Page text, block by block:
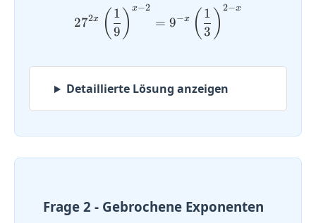
27^{2x}
272x ( 9
1 ) x−2
= 9−x ( 3
1 ) 2−x
Detaillierte Lösung anzeigen
Frage 2 - Gebrochene Exponenten